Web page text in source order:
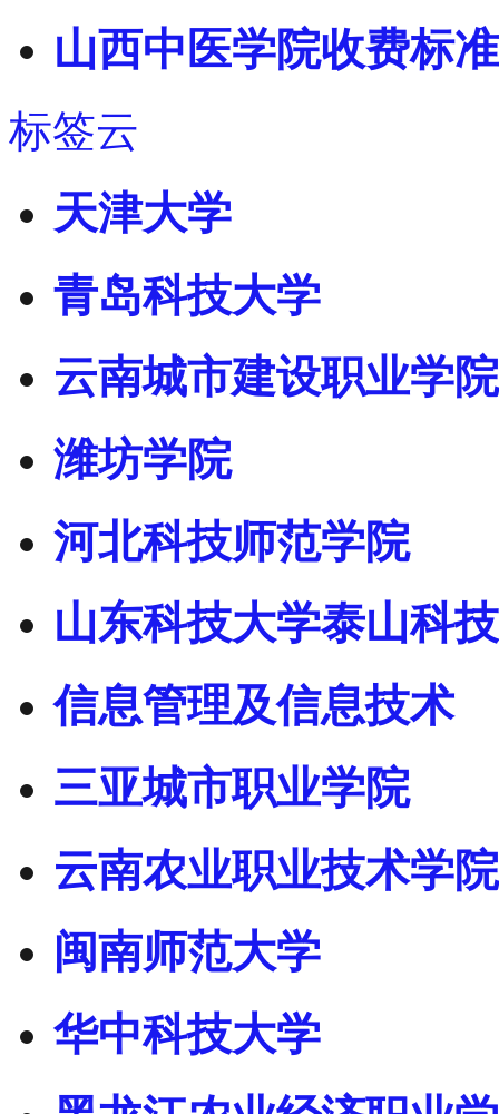
山西中医学院收费标准
标签云
天津大学
青岛科技大学
云南城市建设职业学院
潍坊学院
河北科技师范学院
山东科技大学泰山科
信息管理及信息技术
三亚城市职业学院
云南农业职业技术学院
闽南师范大学
华中科技大学